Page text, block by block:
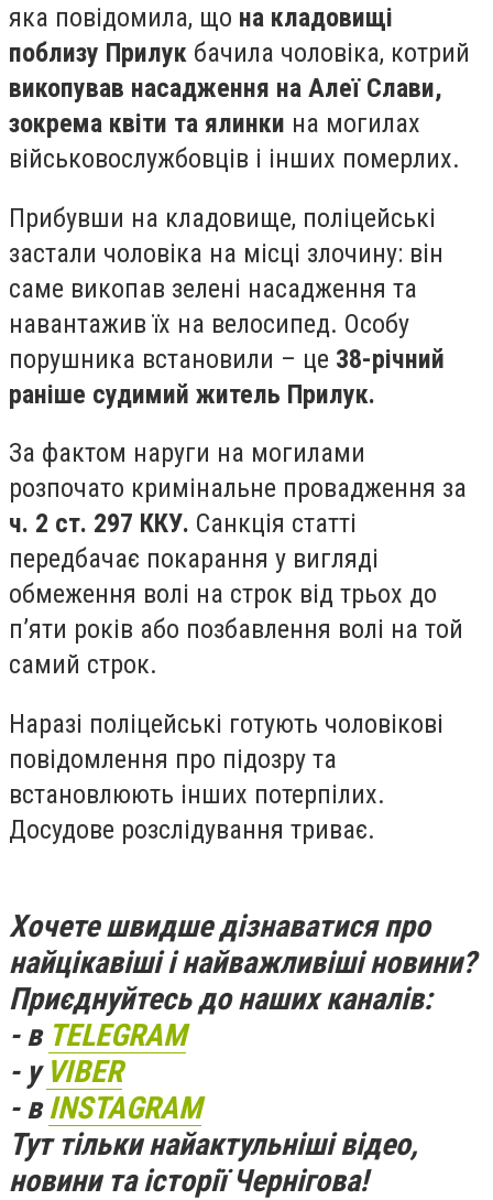
яка повідомила, що на кладовищі
поблизу Прилук бачила чоловіка, котрий
викопував насадження на Алеї Слави,
зокрема квіти та ялинки на могилах
військовослужбовців і інших померлих.
Прибувши на кладовище, поліцейські
застали чоловіка на місці злочину: він
саме викопав зелені насадження та
навантажив їх на велосипед. Особу
порушника встановили – це 38-річний
раніше судимий житель Прилук.
За фактом наруги на могилами
розпочато кримінальне провадження за
ч. 2 ст. 297 ККУ. Санкція статті
передбачає покарання у вигляді
обмеження волі на строк від трьох до
п’яти років або позбавлення волі на той
самий строк.
Наразі поліцейські готують чоловікові
повідомлення про підозру та
встановлюють інших потерпілих.
Досудове розслідування триває.
Хочете швидше дізнаватися про
найцікавіші і найважливіші новини?
Приєднуйтесь до наших каналів:
- в TELEGRAM
- у VIBER
- вINSTAGRAM
Тут тільки найактульніші відео,
новини та історії Чернігова!